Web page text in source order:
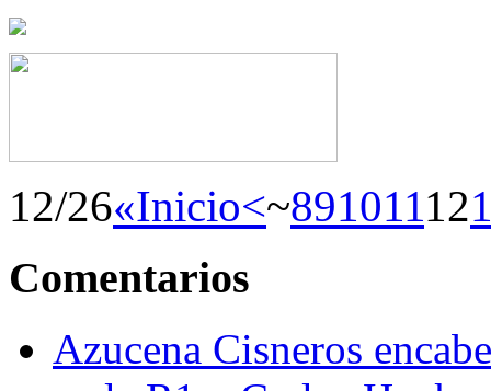
12/26«Inicio<~89101112
Comentarios
Azucena Cisneros